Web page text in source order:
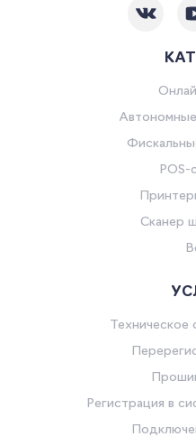
POS-
Сканер
Регистрация в